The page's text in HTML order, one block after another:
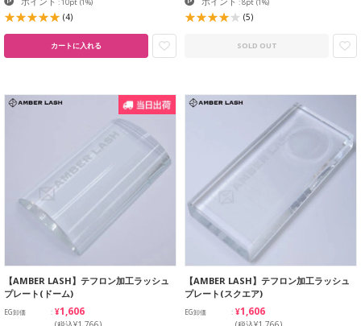
(4)
カートに入れる
(5)
SOLD OUT
【AMBER LASH】テフロン加工ラッシュ
プレート(ドーム)
EG卸価 ¥1,606
【AMBER LASH】テフロン加工ラッシュ
プレート(スクエア)
EG卸価 ¥1,606